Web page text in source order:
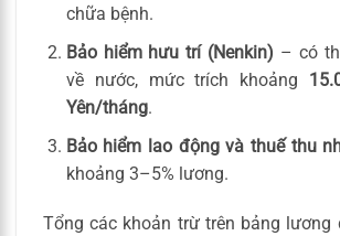
chữa bệnh.
Bảo hiểm hưu trí (Nenkin) – có
về nước, mức trích khoảng
Yên/tháng.
Bảo hiểm lao động và thuế thu
khoảng 3–5% lương.
Tổng các khoản trừ trên bảng lương